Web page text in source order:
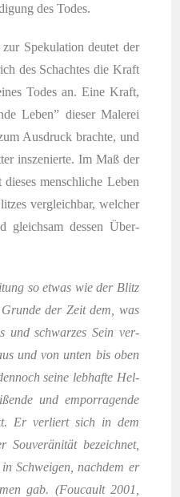
des Todes.
deu­tet der
des Schach­tes die Kraft
Todes an. Eine Kraft,
Leben” die­ser Male­rei
Aus­druck brach­te, und
insze­nier­te. Im Maß der
mensch­li­che Leben
ver­gleich­bar, wel­cher
gleich­sam des­sen Über­
so etwas wie der Blitz
der Zeit dem, was
und schwar­zes Sein ver­
und von unten bis oben
sei­ne leb­haf­te Hel­
und empor­ra­gen­de
Er ver­liert sich in dem
bezeich­net,
Schwei­gen, nach­dem er
gab. (Fou­cault 2001,